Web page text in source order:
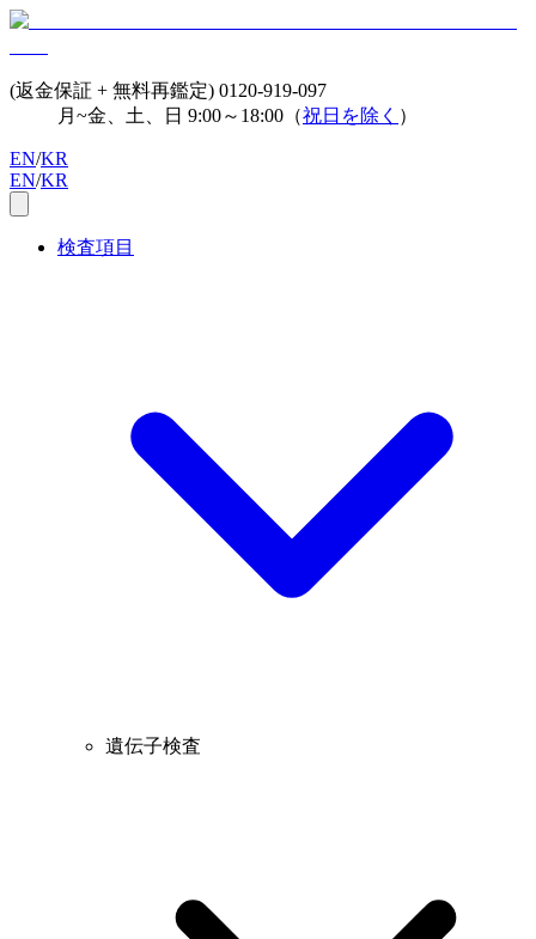
(返金保証 + 無料再鑑定) 0120-919-097
月~金、土、日 9:00～18:00（祝日を除く ）
EN/KR
EN/KR
検査項目
遺伝子検査